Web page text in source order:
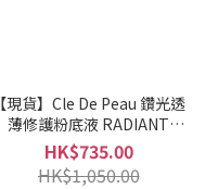
【現貨】Cle De Peau 鑽光透
薄修護粉底液 RADIANT
FLUID FOUNDATION
NATURAL
HK$735.00
HK$1,050.00